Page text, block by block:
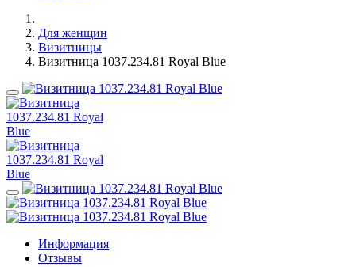
Для женщин
Визитницы
Визитница 1037.234.81 Royal Blue
Информация
Отзывы